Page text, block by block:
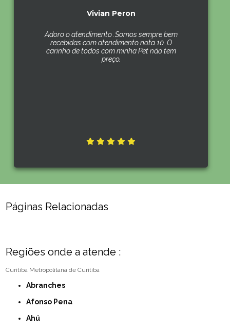
Vivian Peron
Adoro o atendimento .Somos sempre bem
recebidas com atendimento nota 10. O
carinho de todos com minha Pet não tem
preço.
Páginas Relacionadas
Regiões onde a atende :
Curitiba Metropolitana de Curitiba
Abranches
Afonso Pena
Ahú